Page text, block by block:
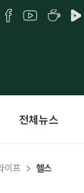
전체뉴스
이프 헬스